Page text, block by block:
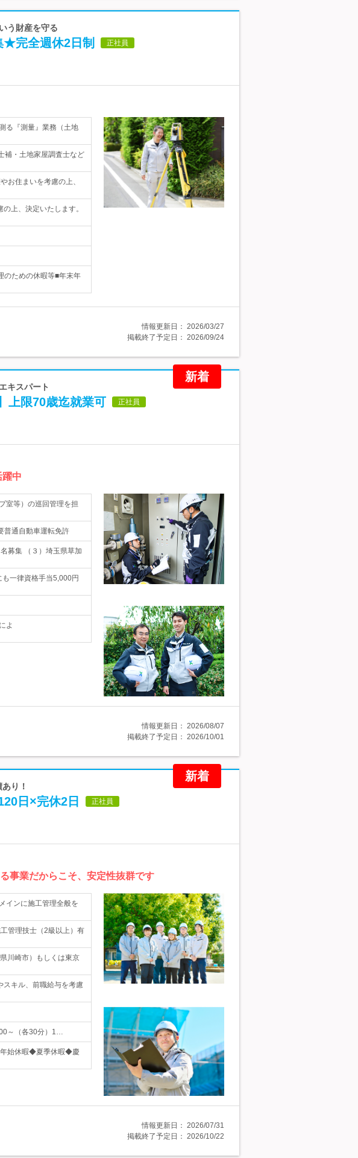
う財産を守る
★完全週休2日制 正社員
る『測量』業務（土地
補・土地家屋調査士など
お住まいを考慮の上、
上、決定いたします。
のための休暇等■年末年
情報更新日： 2026/03/27
掲載終了予定日： 2026/09/24
新着
キスパート
上限70歳迄就業可 正社員
中
室等）の巡回管理を担
通自動車運転免許
募集 （３）埼玉県草加
一律資格手当5,000円
よ
情報更新日： 2026/08/07
掲載終了予定日： 2026/10/01
新着
り！
日×完休2日 正社員
事業だからこそ、安定性抜群です
インに施工管理全般を
管理技士（2級以上）有
川崎市）もしくは東京
スキル、前職給与を考慮
～（各30分）1…
始休暇◆夏季休暇◆慶
情報更新日： 2026/07/31
掲載終了予定日： 2026/10/22